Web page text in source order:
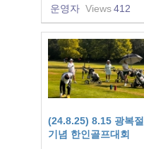
운영자 Views412
(24.8.25) 8.15 광복절
기념 한인골프대회